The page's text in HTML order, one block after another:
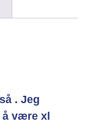
. Jeg
å være xl